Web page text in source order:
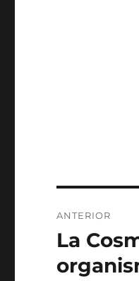
de
entradas
ANTERIOR
Entrada
La